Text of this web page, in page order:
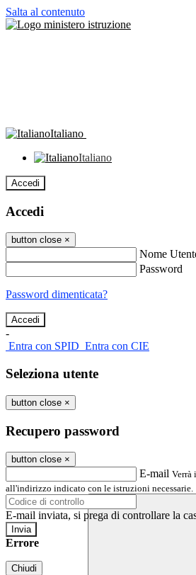
Salta al contenuto
Italiano
Italiano
Accedi
Accedi
button close ×
Nome
Password
Password dimenticata?
-
Entra con SPID Entra con CIE
Seleziona utente
button close ×
Recupero password
button close ×
E-mail Verrà
all'indirizzo indicato con le istruzioni necessarie.
E-mail inviata, si prega di controllare la
Errore
Chiudi